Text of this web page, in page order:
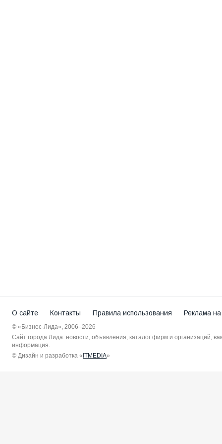
О сайте Контакты Правила использования Реклама
© «Бизнес-Лида», 2006–2026
Сайт города Лида: новости, объявления, каталог фирм и организаций,
информация.
© Дизайн и разработка «ITMEDIA»